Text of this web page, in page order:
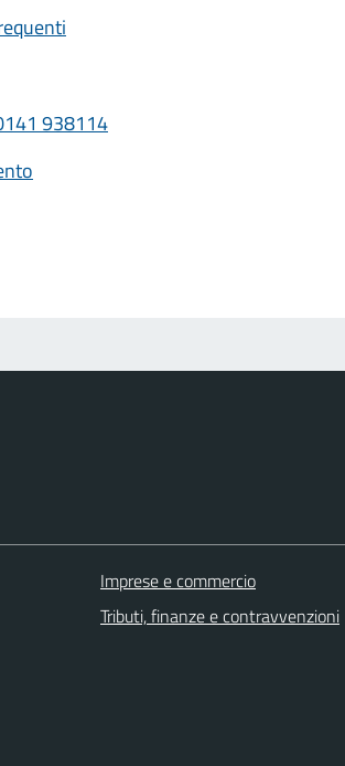
938114
Imprese e commercio
Tributi, finanze e contravvenzioni